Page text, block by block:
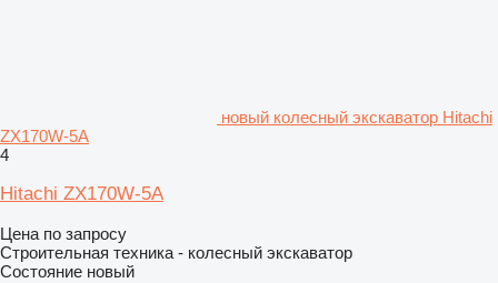
новый колесный экскаватор Hitachi
ZX170W-5A
4
Hitachi ZX170W-5A
Цена по запросу
Строительная техника - колесный экскаватор
Состояние новый